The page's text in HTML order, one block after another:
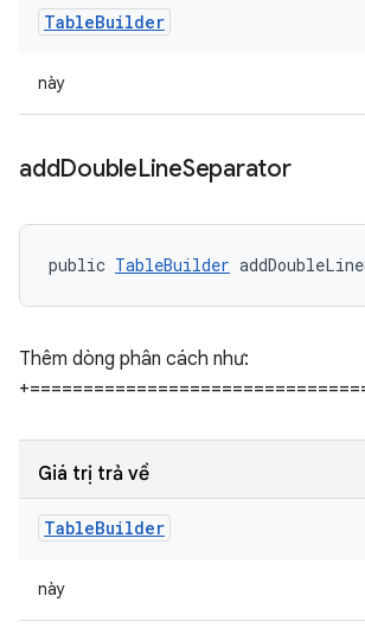
TableBuilder
này
addDoubleLineSeparator
public TableBuilder
Thêm dòng phân cách như:
Giá trị trả về
TableBuilder
này